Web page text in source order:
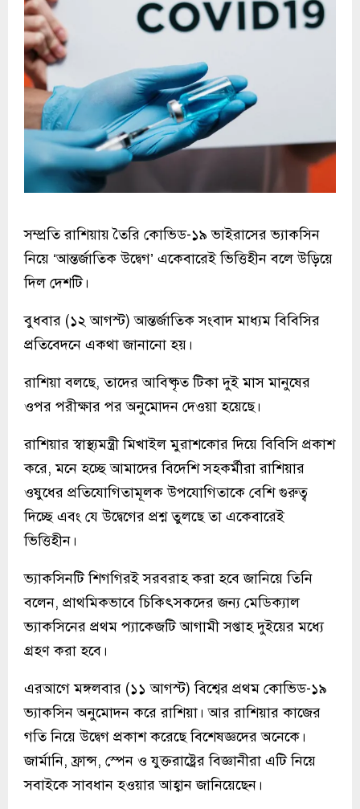
সম্প্রতি রাশিয়ায় তৈরি কোভিড-১৯ ভাইরাসের ভ্যাকসিন
নিয়ে ‘আন্তর্জাতিক উদ্বেগ’ একেবারেই ভিত্তিহীন বলে উড়িয়ে
দিল দেশটি।
বুধবার (১২ আগস্ট) আন্তর্জাতিক সংবাদ মাধ্যম বিবিসির
প্রতিবেদনে একথা জানানো হয়।
রাশিয়া বলছে, তাদের আবিষ্কৃত টিকা দুই মাস মানুষের
ওপর পরীক্ষার পর অনুমোদন দেওয়া হয়েছে।
রাশিয়ার স্বাস্থ্যমন্ত্রী মিখাইল মুরাশকোর দিয়ে বিবিসি প্রকাশ
করে, মনে হচ্ছে আমাদের বিদেশি সহকর্মীরা রাশিয়ার
ওষুধের প্রতিযোগিতামূলক উপযোগিতাকে বেশি গুরুত্ব
দিচ্ছে এবং যে উদ্বেগের প্রশ্ন তুলছে তা একেবারেই
ভিত্তিহীন।
ভ্যাকসিনটি শিগগিরই সরবরাহ করা হবে জানিয়ে তিনি
বলেন, প্রাথমিকভাবে চিকিৎসকদের জন্য মেডিক্যাল
ভ্যাকসিনের প্রথম প্যাকেজটি আগামী সপ্তাহ দুইয়ের মধ্যে
গ্রহণ করা হবে।
এরআগে মঙ্গলবার (১১ আগস্ট) বিশ্বের প্রথম কোভিড-১৯
ভ্যাকসিন অনুমোদন করে রাশিয়া। আর রাশিয়ার কাজের
গতি নিয়ে উদ্বেগ প্রকাশ করেছে বিশেষজ্ঞদের অনেকে।
জার্মানি, ফ্রান্স, স্পেন ও যুক্তরাষ্ট্রের বিজ্ঞানীরা এটি নিয়ে
সবাইকে সাবধান হওয়ার আহ্বান জানিয়েছেন।